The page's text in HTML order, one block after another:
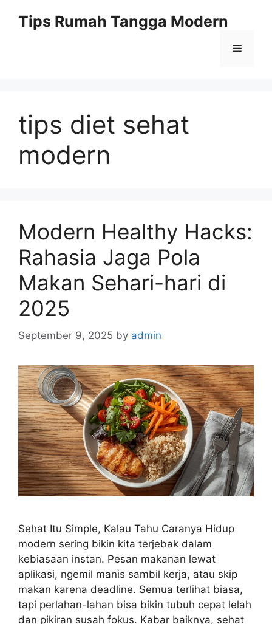
Tips Rumah Tangga Modern
Menu
tips diet sehat
modern
Modern Healthy Hacks:
Rahasia Jaga Pola
Makan Sehari-hari di
2025
September 9, 2025 by admin
Sehat Itu Simple, Kalau Tahu Caranya Hidup
modern sering bikin kita terjebak dalam
kebiasaan instan. Pesan makanan lewat
aplikasi, ngemil manis sambil kerja, atau skip
makan karena deadline. Semua terlihat biasa,
tapi perlahan-lahan bisa bikin tubuh cepat lelah
dan pikiran susah fokus. Kabar baiknya, sehat